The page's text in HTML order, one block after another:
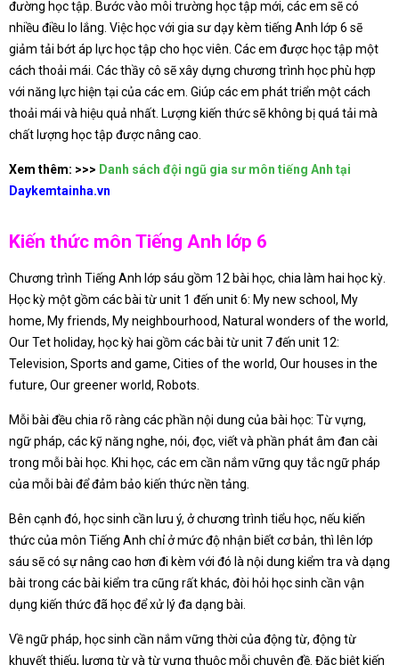
đường học tập. Bước vào môi trường học tập mới, các em sẽ có
nhiều điều lo lắng. Việc học với gia sư dạy kèm tiếng Anh lớp 6 sẽ
giảm tải bớt áp lực học tập cho học viên. Các em được học tập một
cách thoải mái. Các thầy cô sẽ xây dựng chương trình học phù hợp
với năng lực hiện tại của các em. Giúp các em phát triển một cách
thoải mái và hiệu quả nhất. Lượng kiến thức sẽ không bị quá tải mà
chất lượng học tập được nâng cao.
Xem thêm: >>> Danh sách đội ngũ gia sư môn tiếng Anh tại
Daykemtainha.vn
Kiến thức môn Tiếng Anh lớp 6
Chương trình Tiếng Anh lớp sáu gồm 12 bài học, chia làm hai học kỳ.
Học kỳ một gồm các bài từ unit 1 đến unit 6: My new school, My
home, My friends, My neighbourhood, Natural wonders of the world,
Our Tet holiday, học kỳ hai gồm các bài từ unit 7 đến unit 12:
Television, Sports and game, Cities of the world, Our houses in the
future, Our greener world, Robots.
Mỗi bài đều chia rõ ràng các phần nội dung của bài học: Từ vựng,
ngữ pháp, các kỹ năng nghe, nói, đọc, viết và phần phát âm đan cài
trong mỗi bài học. Khi học, các em cần nắm vững quy tắc ngữ pháp
của mỗi bài để đảm bảo kiến thức nền tảng.
Bên cạnh đó, học sinh cần lưu ý, ở chương trình tiểu học, nếu kiến
thức của môn Tiếng Anh chỉ ở mức độ nhận biết cơ bản, thì lên lớp
sáu sẽ có sự nâng cao hơn đi kèm với đó là nội dung kiểm tra và dạng
bài trong các bài kiểm tra cũng rất khác, đòi hỏi học sinh cần vận
dụng kiến thức đã học để xử lý đa dạng bài.
Về ngữ pháp, học sinh cần nắm vững thời của động từ, động từ
khuyết thiếu, lượng từ và từ vựng thuộc mỗi chuyên đề. Đặc biệt kiến